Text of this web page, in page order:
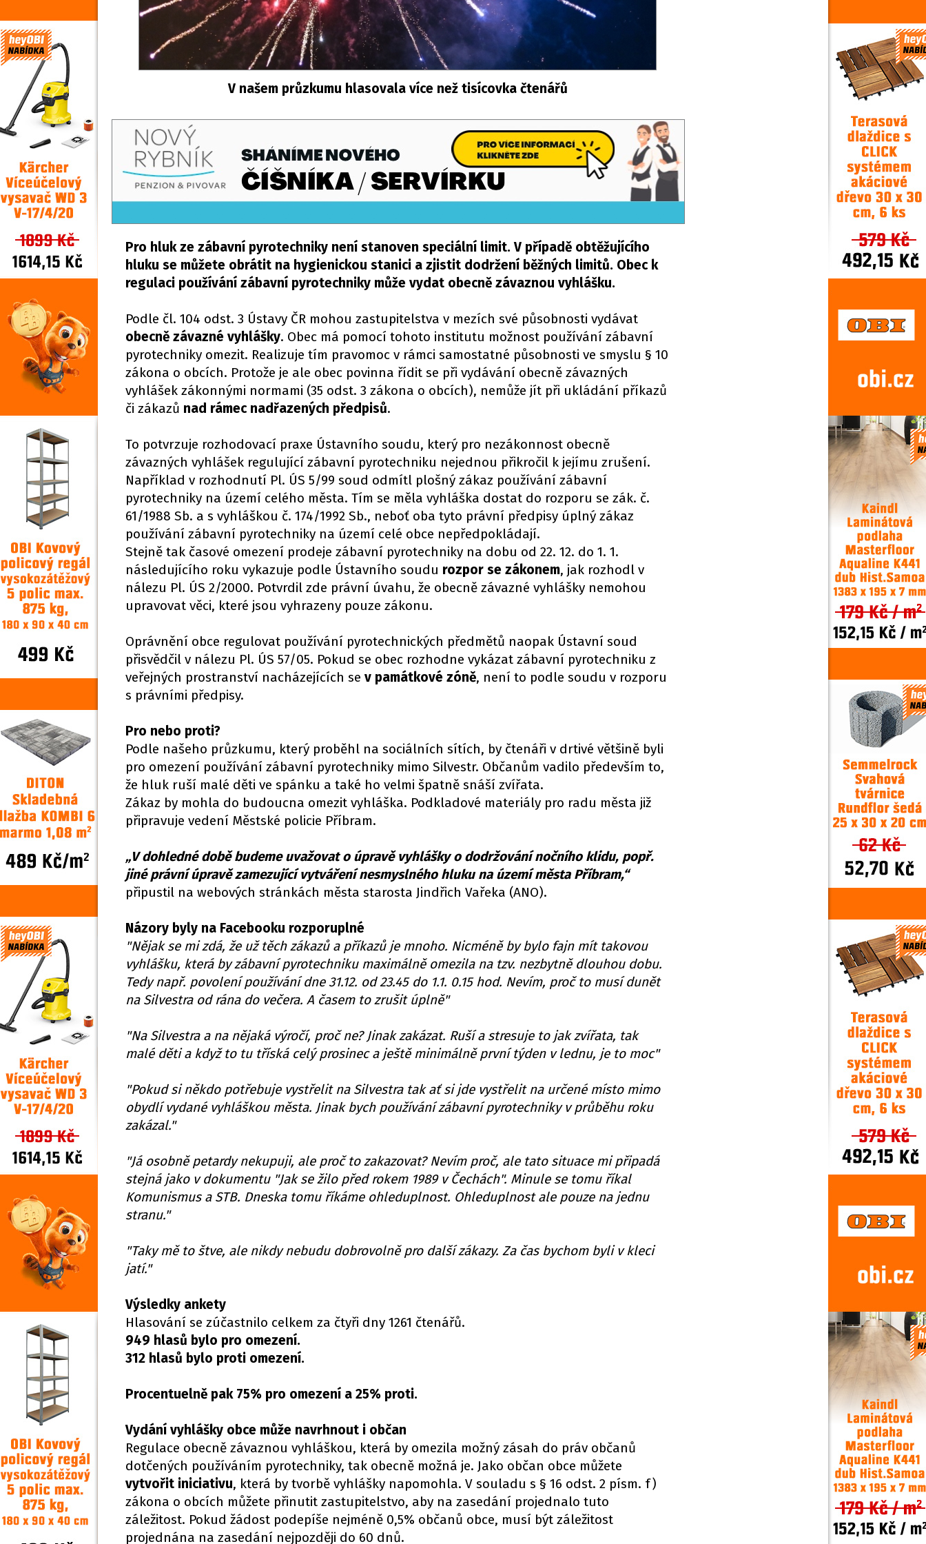
V našem průzkumu hlasovala více než tisícovka čtenářů
Pro hluk ze zábavní pyrotechniky není stanoven speciální limit. V případě obtěžujícího
hluku se můžete obrátit na hygienickou stanici a zjistit dodržení běžných limitů. Obec k
regulaci používání zábavní pyrotechniky může vydat obecně závaznou vyhlášku.
Podle čl. 104 odst. 3 Ústavy ČR mohou zastupitelstva v mezích své působnosti vydávat
obecně závazné vyhlášky. Obec má pomocí tohoto institutu možnost používání zábavní
pyrotechniky omezit. Realizuje tím pravomoc v rámci samostatné působnosti ve smyslu § 10
zákona o obcích. Protože je ale obec povinna řídit se při vydávání obecně závazných
vyhlášek zákonnými normami (35 odst. 3 zákona o obcích), nemůže jít při ukládání příkazů
či zákazů nad rámec nadřazených předpisů.
To potvrzuje rozhodovací praxe Ústavního soudu, který pro nezákonnost obecně
závazných vyhlášek regulující zábavní pyrotechniku nejednou přikročil k jejímu zrušení.
Například v rozhodnutí Pl. ÚS 5/99 soud odmítl plošný zákaz používání zábavní
pyrotechniky na území celého města. Tím se měla vyhláška dostat do rozporu se zák. č.
61/1988 Sb. a s vyhláškou č. 174/1992 Sb., neboť oba tyto právní předpisy úplný zákaz
používání zábavní pyrotechniky na území celé obce nepředpokládají.
Stejně tak časové omezení prodeje zábavní pyrotechniky na dobu od 22. 12. do 1. 1.
následujícího roku vykazuje podle Ústavního soudu rozpor se zákonem, jak rozhodl v
nálezu Pl. ÚS 2/2000. Potvrdil zde právní úvahu, že obecně závazné vyhlášky nemohou
upravovat věci, které jsou vyhrazeny pouze zákonu.
Oprávnění obce regulovat používání pyrotechnických předmětů naopak Ústavní soud
přisvědčil v nálezu Pl. ÚS 57/05. Pokud se obec rozhodne vykázat zábavní pyrotechniku z
veřejných prostranství nacházejících se v památkové zóně, není to podle soudu v rozporu
s právními předpisy.
Pro nebo proti?
Podle našeho průzkumu, který proběhl na sociálních sítích, by čtenáři v drtivé většině byli
pro omezení používání zábavní pyrotechniky mimo Silvestr. Občanům vadilo především to,
že hluk ruší malé děti ve spánku a také ho velmi špatně snáší zvířata.
Zákaz by mohla do budoucna omezit vyhláška. Podkladové materiály pro radu města již
připravuje vedení Městské policie Příbram.
„V dohledné době budeme uvažovat o úpravě vyhlášky o dodržování nočního klidu, popř.
jiné právní úpravě zamezující vytváření nesmyslného hluku na území města Příbram,“
připustil na webových stránkách města starosta Jindřich Vařeka (ANO).
Názory byly na Facebooku rozporuplné
"Nějak se mi zdá, že už těch zákazů a příkazů je mnoho. Nicméně by bylo fajn mít takovou
vyhlášku, která by zábavní pyrotechniku maximálně omezila na tzv. nezbytně dlouhou dobu.
Tedy např. povolení používání dne 31.12. od 23.45 do 1.1. 0.15 hod. Nevím, proč to musí dunět
na Silvestra od rána do večera. A časem to zrušit úplně"
"Na Silvestra a na nějaká výročí, proč ne? Jinak zakázat. Ruší a stresuje to jak zvířata, tak
malé děti a když to tu tříská celý prosinec a ještě minimálně první týden v lednu, je to moc"
"Pokud si někdo potřebuje vystřelit na Silvestra tak ať si jde vystřelit na určené místo mimo
obydlí vydané vyhláškou města. Jinak bych používání zábavní pyrotechniky v průběhu roku
zakázal."
"Já osobně petardy nekupuji, ale proč to zakazovat? Nevím proč, ale tato situace mi připadá
stejná jako v dokumentu "Jak se žilo před rokem 1989 v Čechách". Minule se tomu říkal
Komunismus a STB. Dneska tomu říkáme ohleduplnost. Ohleduplnost ale pouze na jednu
stranu."
"Taky mě to štve, ale nikdy nebudu dobrovolně pro další zákazy. Za čas bychom byli v kleci
jatí."
Výsledky ankety
Hlasování se zúčastnilo celkem za čtyři dny 1261 čtenářů.
949 hlasů bylo pro omezení.
312 hlasů bylo proti omezení.
Procentuelně pak 75% pro omezení a 25% proti.
Vydání vyhlášky obce může navrhnout i občan
Regulace obecně závaznou vyhláškou, která by omezila možný zásah do práv občanů
dotčených používáním pyrotechniky, tak obecně možná je. Jako občan obce můžete
vytvořit iniciativu, která by tvorbě vyhlášky napomohla. V souladu s § 16 odst. 2 písm. f)
zákona o obcích můžete přinutit zastupitelstvo, aby na zasedání projednalo tuto
záležitost. Pokud žádost podepíše nejméně 0,5% občanů obce, musí být záležitost
projednána na zasedání nejpozději do 60 dnů.